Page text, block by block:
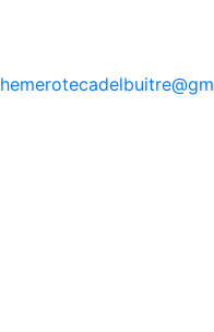
hemerotecadelbuitre